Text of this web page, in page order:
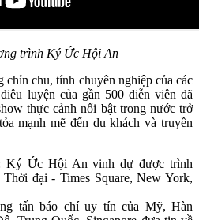
trình Ký Ức Hội An
chu, tính chuyên nghiệp của các
luyện của gần 500 diễn viên đã
thực cảnh nổi bật trong nước trở
mạnh mẽ đến du khách và truyền
Ký Ức Hội An vinh dự được trình
đại - Times Square, New York,
tấn báo chí uy tín của Mỹ, Hàn